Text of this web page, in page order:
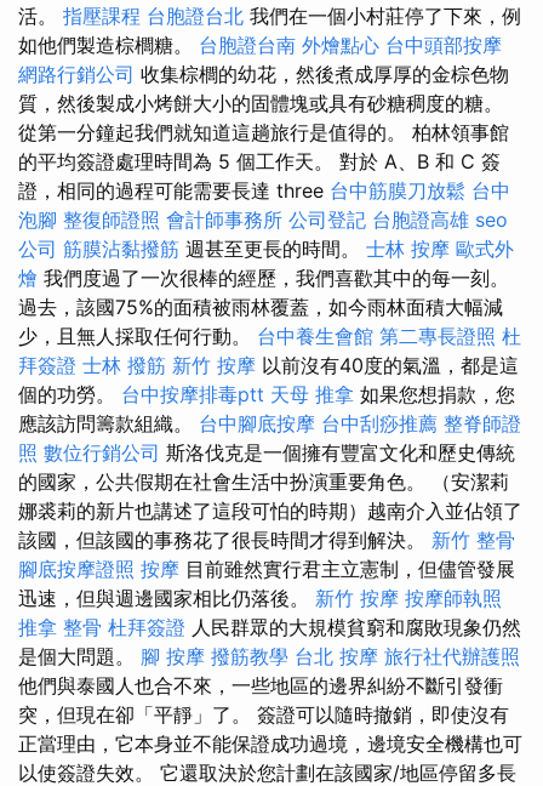
活。 指壓課程 台胞證台北 我們在一個小村莊停了下來，例
如他們製造棕櫚糖。 台胞證台南 外燴點心 台中頭部按摩
網路行銷公司 收集棕櫚的幼花，然後煮成厚厚的金棕色物
質，然後製成小烤餅大小的固體塊或具有砂糖稠度的糖。
從第一分鐘起我們就知道這趟旅行是值得的。 柏林領事館
的平均簽證處理時間為 5 個工作天。 對於 A、B 和 C 簽
證，相同的過程可能需要長達 three 台中筋膜刀放鬆 台中
泡腳 整復師證照 會計師事務所 公司登記 台胞證高雄 seo
公司 筋膜沾黏撥筋 週甚至更長的時間。 士林 按摩 歐式外
燴 我們度過了一次很棒的經歷，我們喜歡其中的每一刻。
過去，該國75%的面積被雨林覆蓋，如今雨林面積大幅減
少，且無人採取任何行動。 台中養生會館 第二專長證照 杜
拜簽證 士林 撥筋 新竹 按摩 以前沒有40度的氣溫，都是這
個的功勞。 台中按摩排毒ptt 天母 推拿 如果您想捐款，您
應該訪問籌款組織。 台中腳底按摩 台中刮痧推薦 整脊師證
照 數位行銷公司 斯洛伐克是一個擁有豐富文化和歷史傳統
的國家，公共假期在社會生活中扮演重要角色。 （安潔莉
娜裘莉的新片也講述了這段可怕的時期）越南介入並佔領了
該國，但該國的事務花了很長時間才得到解決。 新竹 整骨
腳底按摩證照 按摩 目前雖然實行君主立憲制，但儘管發展
迅速，但與週邊國家相比仍落後。 新竹 按摩 按摩師執照
推拿 整骨 杜拜簽證 人民群眾的大規模貧窮和腐敗現象仍然
是個大問題。 腳 按摩 撥筋教學 台北 按摩 旅行社代辦護照
他們與泰國人也合不來，一些地區的邊界糾紛不斷引發衝
突，但現在卻「平靜」了。 簽證可以隨時撤銷，即使沒有
正當理由，它本身並不能保證成功過境，邊境安全機構也可
以使簽證失效。 它還取決於您計劃在該國家/地區停留多長